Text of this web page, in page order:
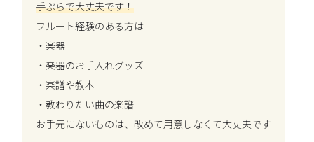
手ぶらで大丈夫です！
フルート経験のある方は
・楽器
・楽器のお手入れグッズ
・楽譜や教本
・教わりたい曲の楽譜
お手元にないものは、改めて用意しなくて大丈夫です